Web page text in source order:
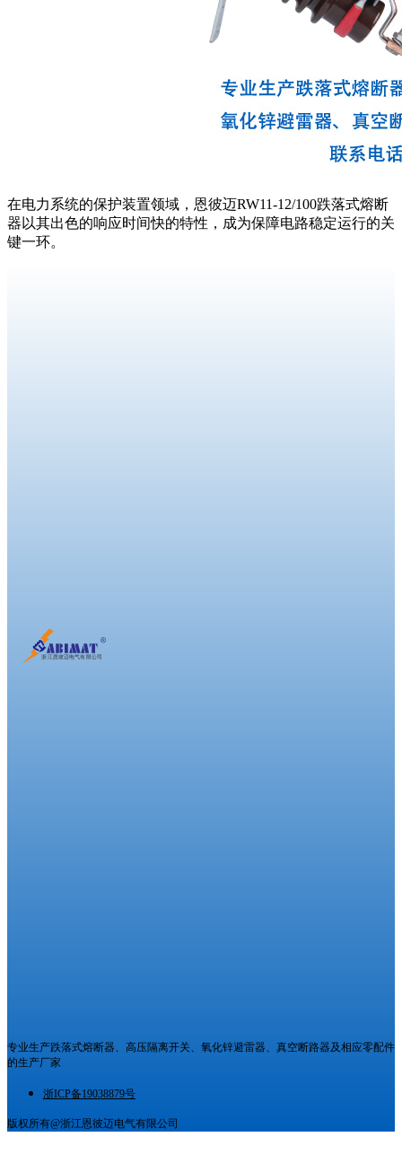
在电力系统的保护装置领域，恩彼迈RW11-12/100跌落式熔断
器以其出色的响应时间快的特性，成为保障电路稳定运行的关
键一环。
专业生产跌落式熔断器、高压隔离开关、氧化锌避雷器、真空断路器及相应零配件
的生产厂家
浙ICP备19038879号
版权所有@浙江恩彼迈电气有限公司